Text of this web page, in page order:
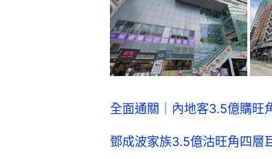
全面通關｜內地客3.5億購
鄧成波家族3.5億沽旺角四